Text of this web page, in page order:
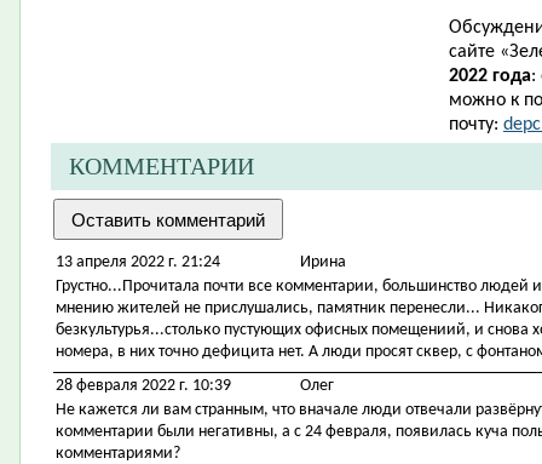
сайте «
2022 года:
можно к
почту:
КОММЕНТАРИИ
13 апреля 2022 г. 21:24
Ирина
Грустно...Прочитала почти все комментарии, большинство людей
мнению жителей не прислушались, памятник перенесли...
безкультурья...столько пустующих офисных помещениий, и снова
номера, в них точно дефицита нет. А люди просят сквер, с
28 февраля 2022 г. 10:39
Олег
Не кажется ли вам странным, что вначале люди отвечали
комментарии были негативны, а с 24 февраля, появилась куча
комментариями?